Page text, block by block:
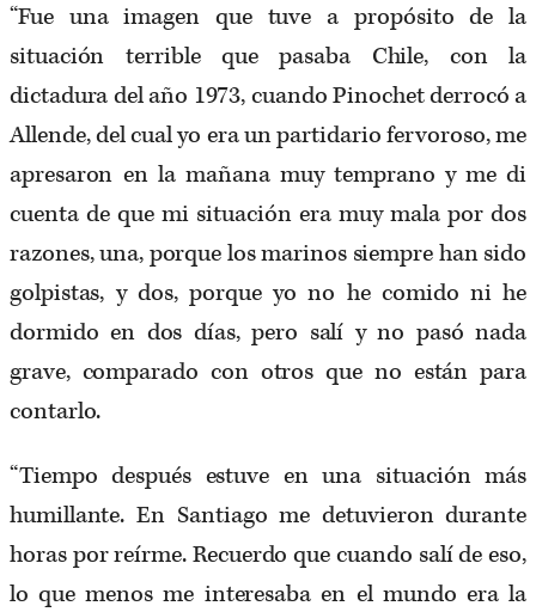
“Fue una imagen que tuve a propósito de la
situación terrible que pasaba Chile, con la
dictadura del año 1973, cuando Pinochet derrocó a
Allende, del cual yo era un partidario fervoroso, me
apresaron en la mañana muy temprano y me di
cuenta de que mi situación era muy mala por dos
razones, una, porque los marinos siempre han sido
golpistas, y dos, porque yo no he comido ni he
dormido en dos días, pero salí y no pasó nada
grave, comparado con otros que no están para
contarlo.
“Tiempo después estuve en una situación más
humillante. En Santiago me detuvieron durante
horas por reírme. Recuerdo que cuando salí de eso,
lo que menos me interesaba en el mundo era la